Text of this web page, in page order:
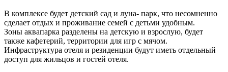
В комплексе будет детский сад и луна- парк, что несомненно
сделает отдых и проживание семей с детьми удобным.
Зоны аквапарка разделены на детскую и взрослую, будет
также кафетерий, территории для игр с мячом.
Инфраструктура отеля и резиденции будут иметь отдельный
доступ для жильцов и гостей отеля.